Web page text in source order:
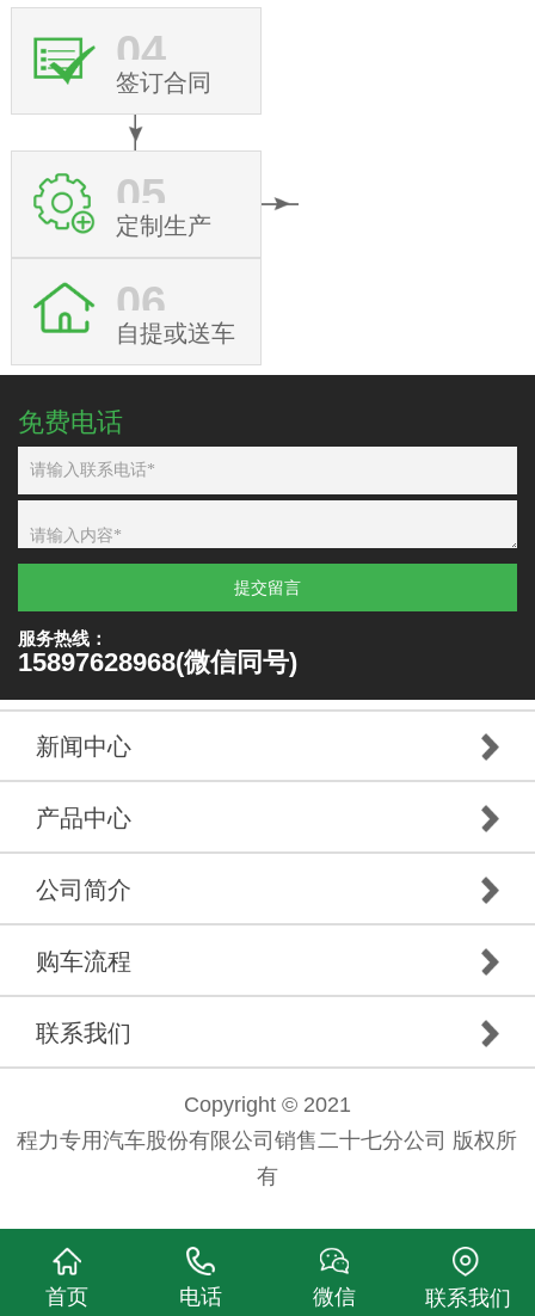
04
签订合同
05
定制生产
06
自提或送车
免费电话
提交留言
服务热线：
15897628968(微信同号)
新闻中心
产品中心
公司简介
购车流程
联系我们
Copyright © 2021
程力专用汽车股份有限公司销售二十七分公司 版权所
有
首页 电话 微信 联系我们